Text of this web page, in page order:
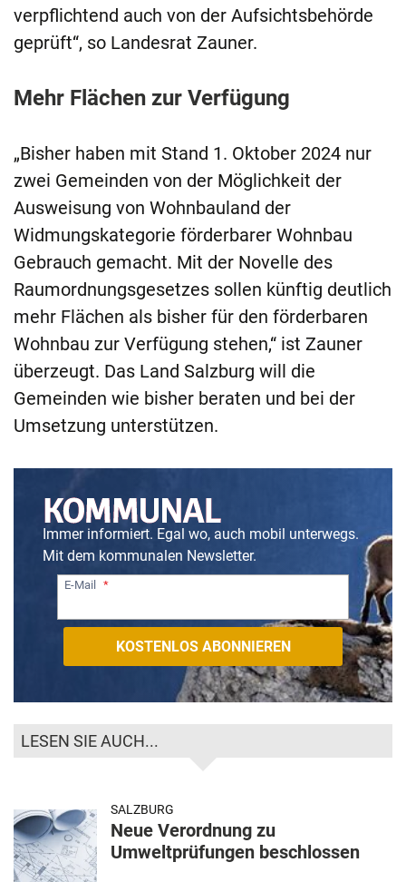
verpflichtend auch von der Aufsichtsbehörde
geprüft“, so Landesrat Zauner.
Mehr Flächen zur Verfügung
„Bisher haben mit Stand 1. Oktober 2024 nur
zwei Gemeinden von der Möglichkeit der
Ausweisung von Wohnbauland der
Widmungskategorie förderbarer Wohnbau
Gebrauch gemacht. Mit der Novelle des
Raumordnungsgesetzes sollen künftig deutlich
mehr Flächen als bisher für den förderbaren
Wohnbau zur Verfügung stehen,“ ist Zauner
überzeugt. Das Land Salzburg will die
Gemeinden wie bisher beraten und bei der
Umsetzung unterstützen.
Immer informiert. Egal wo, auch mobil unterwegs.
Mit dem kommunalen Newsletter.
E-Mail
LESEN SIE AUCH...
SALZBURG
Neue Verordnung zu
Umweltprüfungen beschlossen